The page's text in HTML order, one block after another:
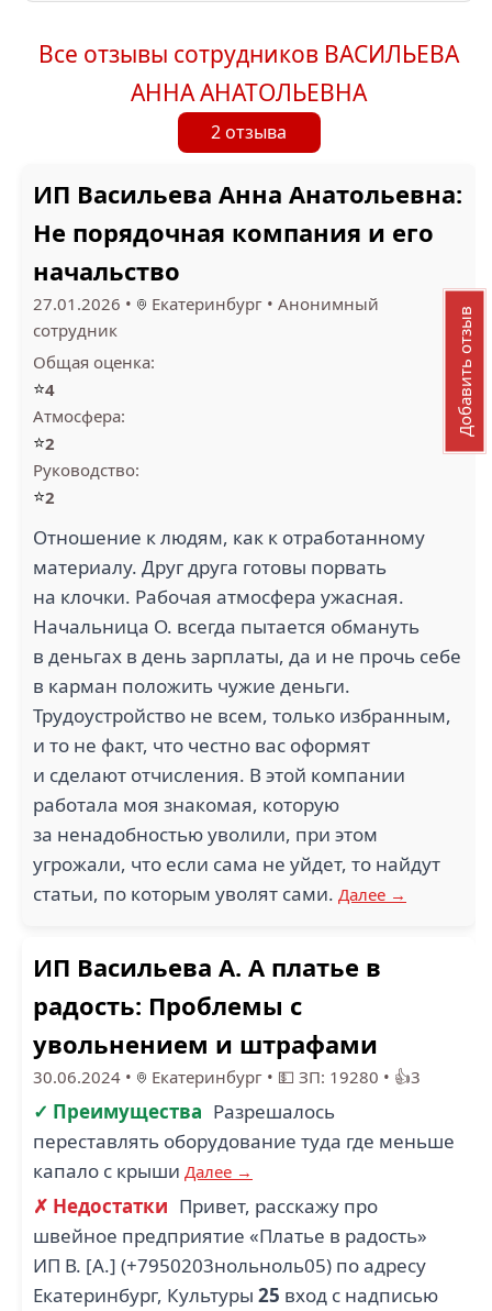
Все отзывы сотрудников ВАСИЛЬЕВА
АННА АНАТОЛЬЕВНА
2 отзыва
ИП Васильева Анна Анатольевна:
Не порядочная компания и его
начальство
27.01.2026 • Екатеринбург • Анонимный
сотрудник
Общая оценка:
⭐4
Атмосфера:
⭐2
Руководство:
⭐2
Отношение к людям, как к отработанному
материалу. Друг друга готовы порвать
на клочки. Рабочая атмосфера ужасная.
Начальница О. всегда пытается обмануть
в деньгах в день зарплаты, да и не прочь себе
в карман положить чужие деньги.
Трудоустройство не всем, только избранным,
и то не факт, что честно вас оформят
и сделают отчисления. В этой компании
работала моя знакомая, которую
за ненадобностью уволили, при этом
угрожали, что если сама не уйдет, то найдут
статьи, по которым уволят сами. Далее →
ИП Васильева А. А платье в
радость: Проблемы с
увольнением и штрафами
30.06.2024 • Екатеринбург • 💵 ЗП: 19280 • 👍3
✓ Преимущества Разрешалось
переставлять оборудование туда где меньше
капало с крыши Далее →
✗ Недостатки Привет, расскажу про
швейное предприятие «Платье в радость»
ИП В. [А.] (+7950203нольноль05) по адресу
Екатеринбург, Культуры 25 вход с надписью
Добавить отзыв